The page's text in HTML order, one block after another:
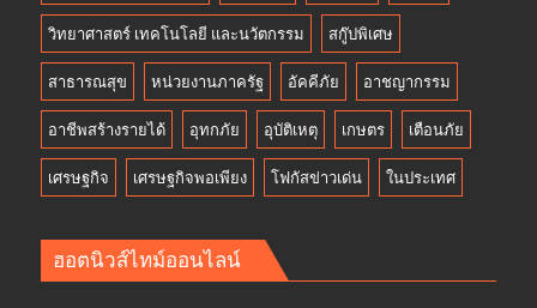
วิทยาศาสตร์ เทคโนโลยี และนวัตกรรม สกู๊ปพิเศษ
สาธารณสุข หน่วยงานภาครัฐ อัคคีภัย อาชญากรรม
อาชีพสร้างรายได้ อุทกภัย อุบัติเหตุ เกษตร เตือนภัย
เศรษฐกิจ เศรษฐกิจพอเพียง โฟกัสข่าวเด่น ในประเทศ
ฮอตนิวส์ไทม์ออนไลน์